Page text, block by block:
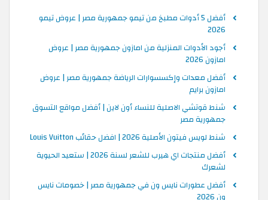
أفضل 5 أدوات مطبخ من تيمو جمهورية مصر | عروض تيمو
2026
أجود الأدوات المنزلية من امازون جمهورية مصر | عروض
امازون 2026
أفضل معدات وإكسسوارات الرياضة جمهورية مصر | عروض
امازون برايم
شنط قوتشي الاصلية للنساء أون لاين | أفضل مواقع التسوق
جمهورية مصر
شنط لويس فيتون الأصلية 2026 | افضل حقائب Louis Vuitton
أفضل منتجات اي هيرب للشعر لسنة 2026 | ستعيد الحيوية
لشعرك
أفضل عطورات نايس ون في جمهورية مصر | خصومات نايس